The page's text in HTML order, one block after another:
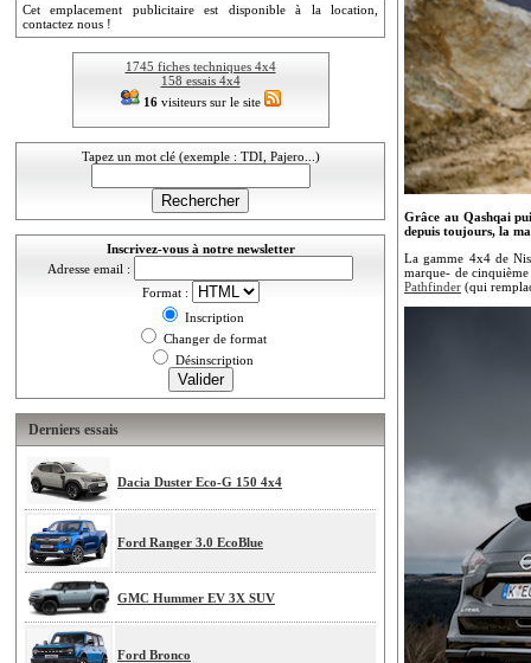
Cet emplacement publicitaire est disponible à la location,
contactez nous !
1745 fiches techniques 4x4
158 essais 4x4
16visiteurs sur le site
Tapez un mot clé (exemple : TDI, Pajero...)
Inscrivez-vous à notre newsletter
Adresse email :
Format :
Inscription
Changer de format
Désinscription
Derniers essais
Dacia Duster Eco-G 150 4x4
Ford Ranger 3.0 EcoBlue
GMC Hummer EV 3X SUV
Ford Bronco
Grâce au Qashqai
depuis toujours, la
La gamme 4x4 de
marque- de
Pathfinder (qui